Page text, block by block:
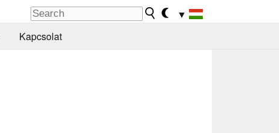
▼
Kapcsolat